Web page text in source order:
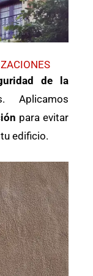
de la
para evitar
edificio.